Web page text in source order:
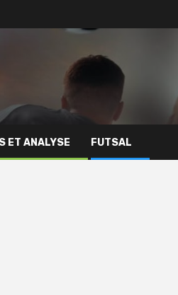
ET ANALYSE FUTSAL